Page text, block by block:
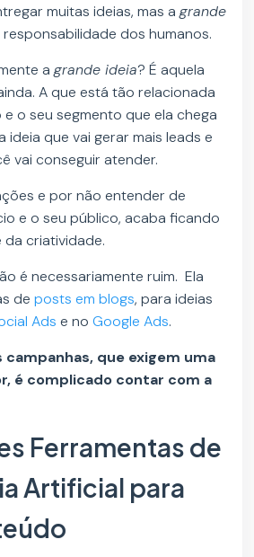
muitas ideias, mas agrande
responsabilidade dos humanos.
agrande ideia? É aquela
A que está tão relacionada
o seu segmento que ela chega
ideia que vai gerar mais leads e
vai conseguir atender.
e por não entender de
e o seu público, acaba ficando
criatividade.
é necessariamente ruim. Ela
deposts em blogs, para ideias
Ads e noGoogle Ads.
campanhas, que exigem uma
é complicado contar com a
Ferramentas de
Artificial para